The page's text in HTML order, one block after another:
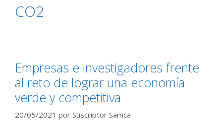
CO2
Empresas e investigadores frente
al reto de lograr una economía
verde y competitiva
20/05/2021 por Suscriptor Samca